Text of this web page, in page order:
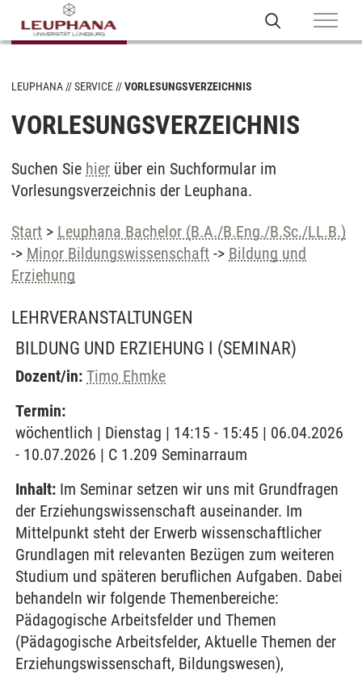
LEUPHANA SERVICE VORLESUNGSVERZEICHNIS
VORLESUNGSVERZEICHNIS
Suchen Sie hier über ein Suchformular im
Vorlesungsverzeichnis der Leuphana.
Start > Leuphana Bachelor (B.A./B.Eng./B.Sc./LL.B.)
-> Minor Bildungswissenschaft -> Bildung und
Erziehung
LEHRVERANSTALTUNGEN
BILDUNG UND ERZIEHUNG I (SEMINAR)
Dozent/in: Timo Ehmke
Termin:
wöchentlich | Dienstag | 14:15 - 15:45 | 06.04.2026
- 10.07.2026 | C 1.209 Seminarraum
Inhalt: Im Seminar setzen wir uns mit Grundfragen
der Erziehungswissenschaft auseinander. Im
Mittelpunkt steht der Erwerb wissenschaftlicher
Grundlagen mit relevanten Bezügen zum weiteren
Studium und späteren beruflichen Aufgaben. Dabei
behandeln wir folgende Themenbereiche:
Pädagogische Arbeitsfelder und Themen
(Pädagogische Arbeitsfelder, Aktuelle Themen der
Erziehungswissenschaft, Bildungswesen),